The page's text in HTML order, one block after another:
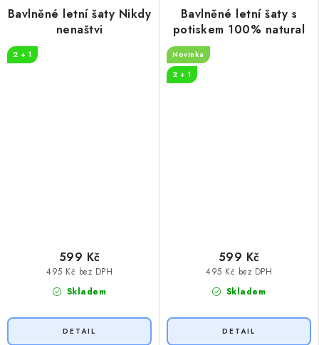
Bavlněné letní šaty Nikdy
nenaštvi
2 + 1
Skladem
495 Kč bez DPH
599 Kč
Bavlněné letní šaty s
potiskem 100% natural
Novinka
2 + 1
Skladem
495 Kč bez DPH
599 Kč